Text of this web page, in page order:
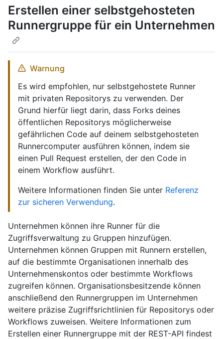
Erstellen einer selbstgehosteten
Runnergruppe für ein Unternehmen
Warnung
Es wird empfohlen, nur selbstgehostete Runner
mit privaten Repositorys zu verwenden. Der
Grund hierfür liegt darin, dass Forks deines
öffentlichen Repositorys möglicherweise
gefährlichen Code auf deinem selbstgehosteten
Runnercomputer ausführen können, indem sie
einen Pull Request erstellen, der den Code in
einem Workflow ausführt.
Weitere Informationen finden Sie unter Referenz
zur sicheren Verwendung.
Unternehmen können ihre Runner für die
Zugriffsverwaltung zu Gruppen hinzufügen.
Unternehmen können Gruppen mit Runnern erstellen,
auf die bestimmte Organisationen innerhalb des
Unternehmenskontos oder bestimmte Workflows
zugreifen können. Organisationsbesitzende können
anschließend den Runnergruppen im Unternehmen
weitere präzise Zugriffsrichtlinien für Repositorys oder
Workflows zuweisen. Weitere Informationen zum
Erstellen einer Runnergruppe mit der REST-API findest